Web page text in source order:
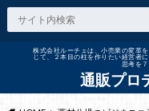
株式会社ルーチェは、小売業の変革
じて、２本目の柱を作りたい経営者
思考を
通販プロ